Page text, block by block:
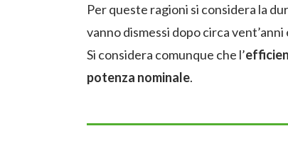
Per queste ragioni si considera la
vanno dismessi dopo circa
Si considera comunque che l’
potenza nominale.